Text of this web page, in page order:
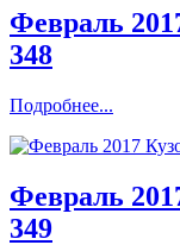
Февраль
348
Подробнее...
Февраль
349